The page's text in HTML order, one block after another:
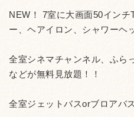
NEW！ 7室に大画面50イン
ー、ヘアイロン、シャワーヘ
全室シネマチャンネル、ふら
などが無料見放題！！
全室ジェットバスorブロアバ